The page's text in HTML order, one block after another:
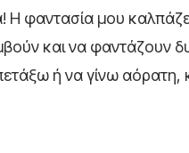
Η φαντασία μου
και να φαντάζουν
ή να γίνω αόρατη,